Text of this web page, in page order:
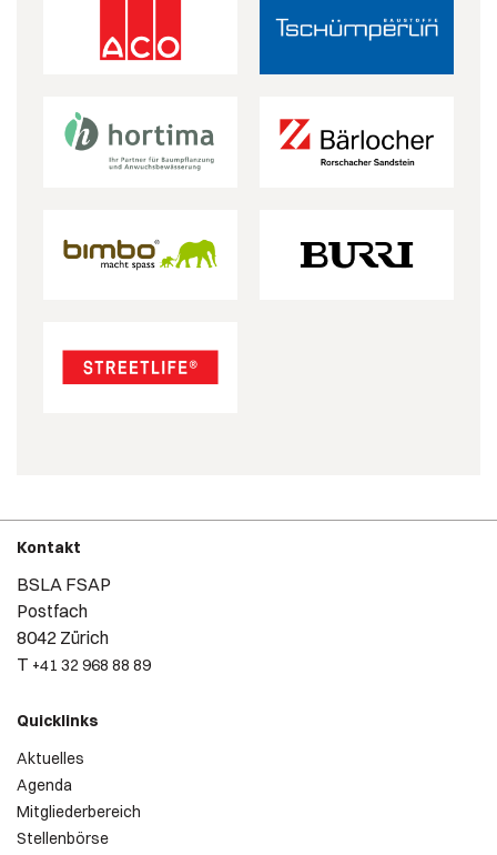
Kontakt
BSLA FSAP
Postfach
8042 Zürich
T +41 32 968 88 89
Quicklinks
Aktuelles
Agenda
Mitgliederbereich
Stellenbörse